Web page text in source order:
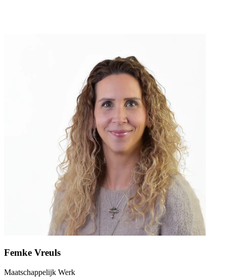
Femke Vreuls
Maatschappelijk Werk